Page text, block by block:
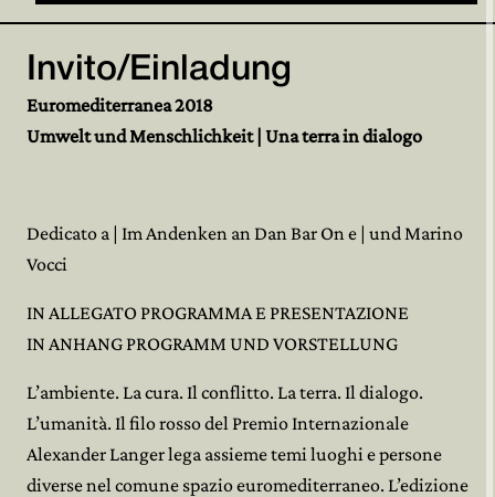
Invito/Einladung
Euromediterranea 2018
Umwelt und Menschlichkeit | Una terra in dialogo
Dedicato a | Im Andenken an Dan Bar On e | und Marino
Vocci
IN ALLEGATO PROGRAMMA E PRESENTAZIONE
IN ANHANG PROGRAMM UND VORSTELLUNG
L’ambiente. La cura. Il conflitto. La terra. Il dialogo.
L’umanità. Il filo rosso del Premio Internazionale
Alexander Langer lega assieme temi luoghi e persone
diverse nel comune spazio euromediterraneo. L’edizione